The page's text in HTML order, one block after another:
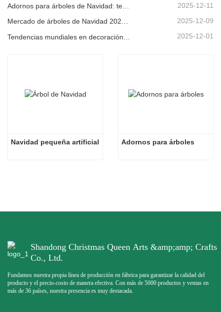
2025-12-11
Mercado de árboles de Navidad 2025: Tendencias, tecnologías y guía de compras para compradores B2B 2025-12-09
2025-12-01
Navidad pequeña artificial Adornos para árboles
Shandong Christmas Queen Arts &amp;amp; Crafts
Co., Ltd.
Fundamos nuestra propia línea de producción en fábrica para garantizar la calidad del
producto y el precio-costo de manera efectiva. Con más de 5000 productos y ventas en
más de 36 países, nuestra presencia es muy destacada.